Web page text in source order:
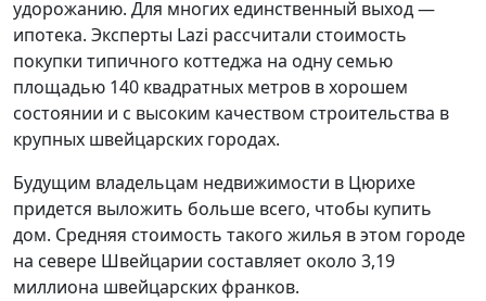
удорожанию. Для многих единственный выход —
ипотека. Эксперты Lazi рассчитали стоимость
покупки типичного коттеджа на одну семью
площадью 140 квадратных метров в хорошем
состоянии и с высоким качеством строительства в
крупных швейцарских городах.
Будущим владельцам недвижимости в Цюрихе
придется выложить больше всего, чтобы купить
дом. Средняя стоимость такого жилья в этом городе
на севере Швейцарии составляет около 3,19
миллиона швейцарских франков.